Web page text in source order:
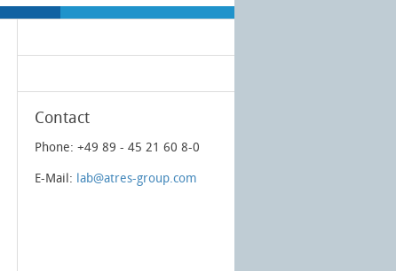
Contact
Phone: +49 89 - 45 21 60 8-0
E-Mail: lab@atres-group.com